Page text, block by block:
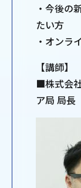
・今後の
たい方
・オンラ
【講師】
■株式会
ア局 局